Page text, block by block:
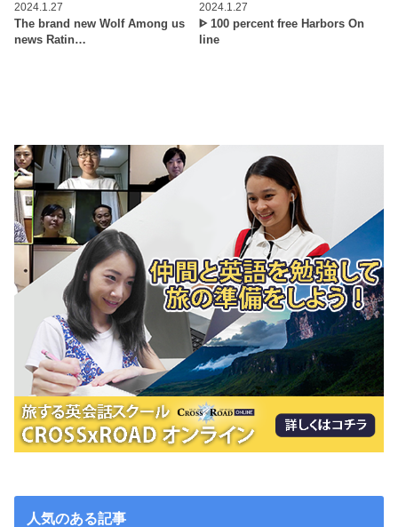
2024.1.27
The brand new Wolf Among us
news Ratin…
2024.1.27
ᐈ 100 percent free Harbors On
line
人気のある記事